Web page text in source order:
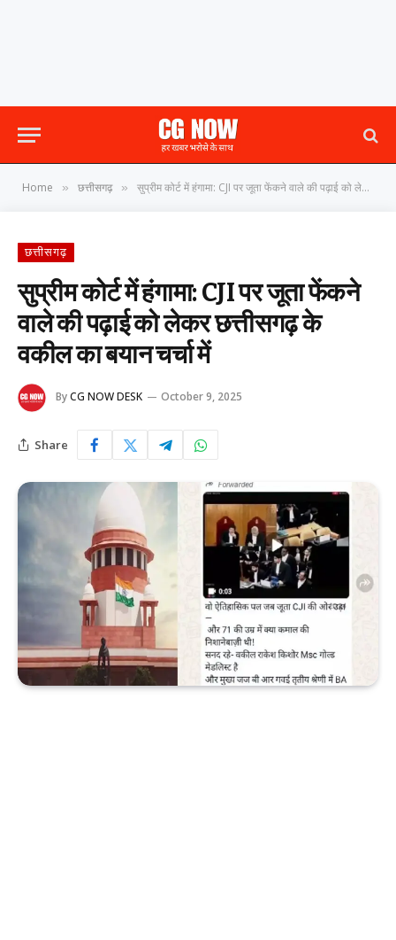
Home » छत्तीसगढ़ » सुप्रीम कोर्ट में हंगामा: CJI पर जूता फेंकने वाले की पढ़ाई को लेकर छत्तीसगढ़ के वकील का बयान चर्चा में
छत्तीसगढ़
सुप्रीम कोर्ट में हंगामा: CJI पर जूता फेंकने
वाले की पढ़ाई को लेकर छत्तीसगढ़ के
वकील का बयान चर्चा में
ByCG NOW DESK October 9, 2025
Share